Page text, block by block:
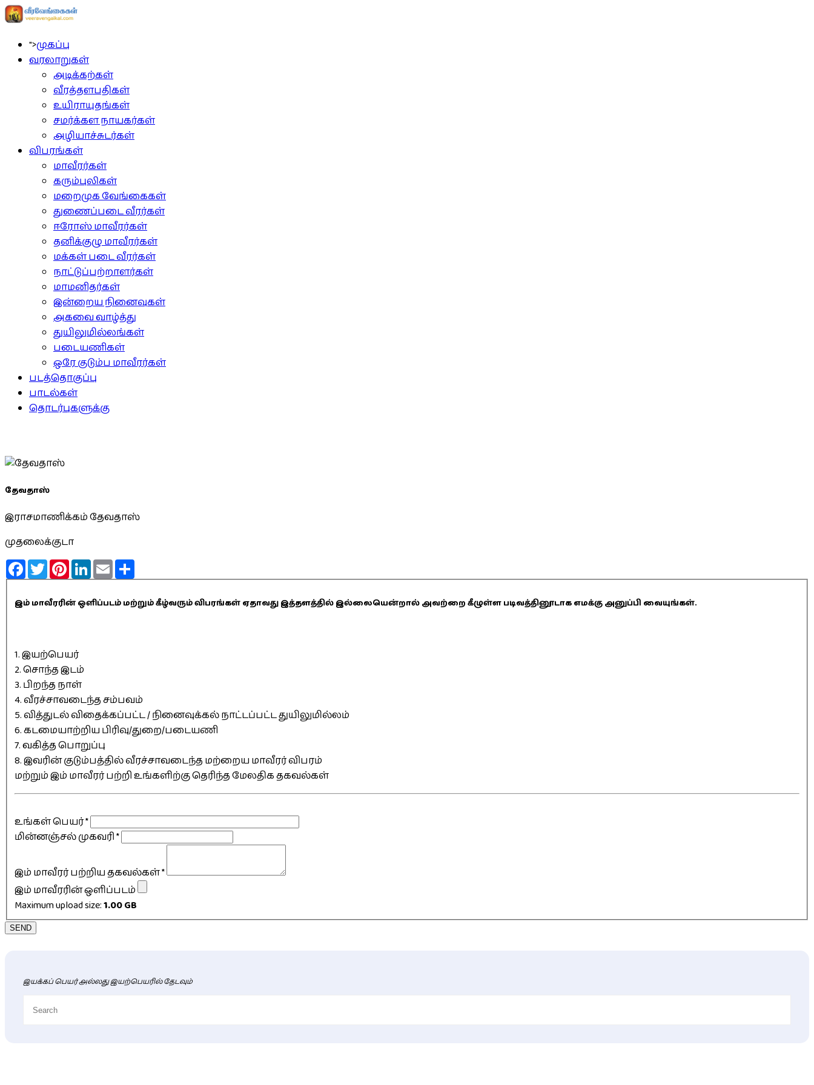
">முகப்பு
வரலாறுகள்
அடிக்கற்கள்
வீரத்தளபதிகள்
உயிராயுதங்கள்
சமர்க்கள நாயகர்கள்
அழியாச்சுடர்கள்
விபரங்கள்
மாவீரர்கள்
கரும்புலிகள்
மறைமுக வேங்கைகள்
துணைப்படை வீரர்கள்
ஈரோஸ் மாவீரர்கள்
தனிக்குழு மாவீரர்கள்
மக்கள் படை வீரர்கள்
நாட்டுப்பற்றாளர்கள்
மாமனிதர்கள்
இன்றைய நினைவுகள்
அகவை வாழ்த்து
துயிலுமில்லங்கள்
படையணிகள்
ஒரே குடும்ப மாவீரர்கள்
படத்தொகுப்பு
பாடல்கள்
தொடர்புகளுக்கு
தேவதாஸ்
இராசமாணிக்கம் தேவதாஸ்
முதலைக்குடா
FacebookTwitterPinterestLinkedInEmail
இம் மாவீரரின் ஒளிப்படம் மற்றும் கீழ்வரும் விபரங்கள் ஏதாவது இத்தளத்தில் இல்லையென்றால் அவற்றை கீழுள்ள படிவத்தினூடாக எமக்கு அனுப்பி வையுங்கள்.
1. இயற்பெயர்
2. சொந்த இடம்
3. பிறந்த நாள்
4. வீரச்சாவடைந்த சம்பவம்
5. வித்துடல் விதைக்கப்பட்ட / நினைவுக்கல் நாட்டப்பட்ட துயிலுமில்லம்
6. கடமையாற்றிய பிரிவு/துறை/படையணி
7. வகித்த பொறுப்பு
8. இவரின் குடும்பத்தில் வீரச்சாவடைந்த மற்றைய மாவீரர் விபரம்
மற்றும் இம் மாவீரர் பற்றி உங்களிற்கு தெரிந்த மேலதிக தகவல்கள்
உங்கள் பெயர்*
மின்னஞ்சல் முகவரி*
இம் மாவீரர் பற்றிய தகவல்கள்*
இம் மாவீரரின் ஒளிப்படம்
Maximum upload size:1.00 GB
SEND
இயக்கப் பெயர் அல்லது இயற்பெயரில் தேடவும்